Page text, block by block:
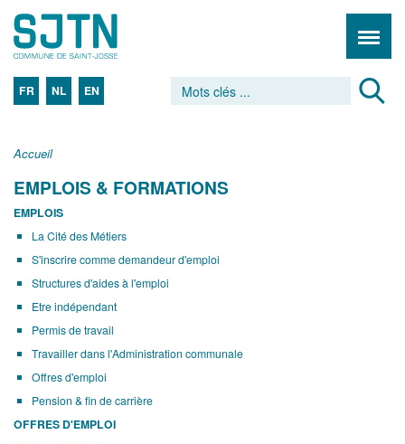
FR NL EN
Accueil
EMPLOIS & FORMATIONS
EMPLOIS
La Cité des Métiers
S'inscrire comme demandeur d'emploi
Structures d'aides à l'emploi
Etre indépendant
Permis de travail
Travailler dans l'Administration communale
Offres d'emploi
Pension & fin de carrière
OFFRES D'EMPLOI